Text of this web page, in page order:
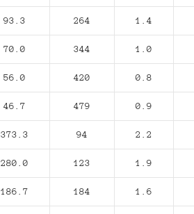
93.3 264 1.4
70.0 344 1.0
56.0 420 0.8
46.7 479 0.9
373.3 94 2.2
280.0 123 1.9
186.7 184 1.6